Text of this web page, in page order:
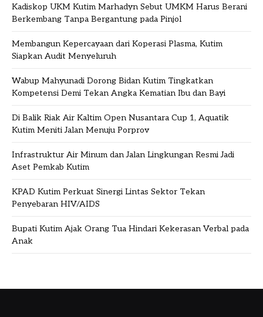
Kadiskop UKM Kutim Marhadyn Sebut UMKM Harus Berani
Berkembang Tanpa Bergantung pada Pinjol
Membangun Kepercayaan dari Koperasi Plasma, Kutim
Siapkan Audit Menyeluruh
Wabup Mahyunadi Dorong Bidan Kutim Tingkatkan
Kompetensi Demi Tekan Angka Kematian Ibu dan Bayi
Di Balik Riak Air Kaltim Open Nusantara Cup 1, Aquatik
Kutim Meniti Jalan Menuju Porprov
Infrastruktur Air Minum dan Jalan Lingkungan Resmi Jadi
Aset Pemkab Kutim
KPAD Kutim Perkuat Sinergi Lintas Sektor Tekan
Penyebaran HIV/AIDS
Bupati Kutim Ajak Orang Tua Hindari Kekerasan Verbal pada
Anak